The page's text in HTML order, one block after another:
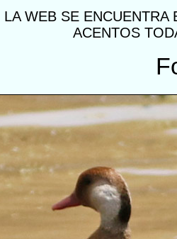
LA WEB SE
ACENTOS